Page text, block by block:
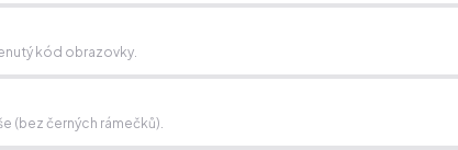
kód obrazovky.
(bez černých rámečků).